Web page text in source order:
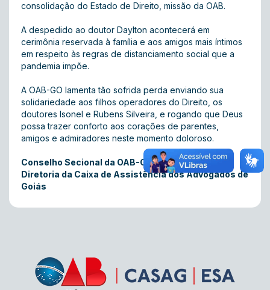
consolidação do Estado de Direito, missão da OAB.
A despedido ao doutor Daylton acontecerá em
cerimônia reservada à família e aos amigos mais íntimos
em respeito às regras de distanciamento social que a
pandemia impõe.
A OAB-GO lamenta tão sofrida perda enviando sua
solidariedade aos filhos operadores do Direito, os
doutores Isonel e Rubens Silveira, e rogando que Deus
possa trazer conforto aos corações de parentes,
amigos e admiradores neste momento doloroso.
Conselho Secional da OAB-GO
Diretoria da Caixa de Assistência dos Advogados de
Goiás